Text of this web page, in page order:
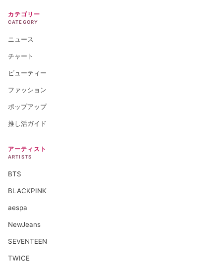
カテゴリー
CATEGORY
ニュース
チャート
ビューティー
ファッション
ポップアップ
推し活ガイド
アーティスト
ARTISTS
BTS
BLACKPINK
aespa
NewJeans
SEVENTEEN
TWICE